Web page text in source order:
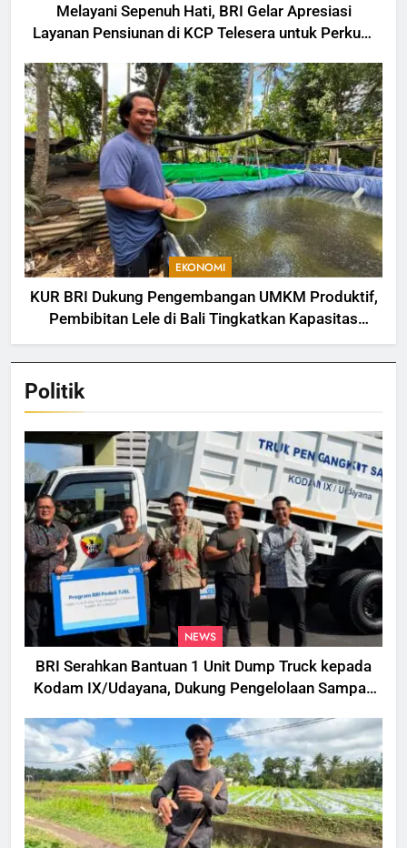
Melayani Sepenuh Hati, BRI Gelar Apresiasi
Layanan Pensiunan di KCP Telesera untuk Perkuat
EKONOMI
KUR BRI Dukung Pengembangan UMKM Produktif,
Pembibitan Lele di Bali Tingkatkan Kapasitas
Produksi
Politik
NEWS
BRI Serahkan Bantuan 1 Unit Dump Truck kepada
Kodam IX/Udayana, Dukung Pengelolaan Sampah